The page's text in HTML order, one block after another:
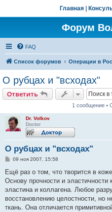
Главная
Форум
FAQ
Список форумов Операции в
О рубцах и "всходах"
Ответить
1 сообщение •
Dr. Volkov
Doctor
О рубцах и "всходах"
С
о
щ
е
и
е
09 ноя 2007, 15:58
Ещё раз о том, что творится в
Основу прочности и эластичности
эластина и коллагена. Любое
восстановлению целостности, но
ткань. Она отличается